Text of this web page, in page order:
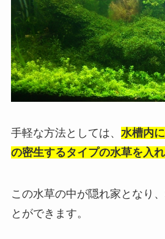
手軽な方法としては、 水槽内
の密生するタイプの水草を入
この水草の中が隠れ家となり
とができます。